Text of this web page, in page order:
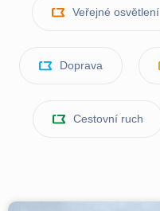
Veřejné osvětlení
Doprava
Cestovní ruch